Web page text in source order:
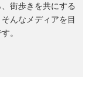
街歩きを共にする
んなメディアを目
。